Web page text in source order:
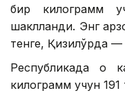
бир килограмм
шаклланди. Энг
тенге, Қизилўрда —
Республикада оқ
килограмм учун